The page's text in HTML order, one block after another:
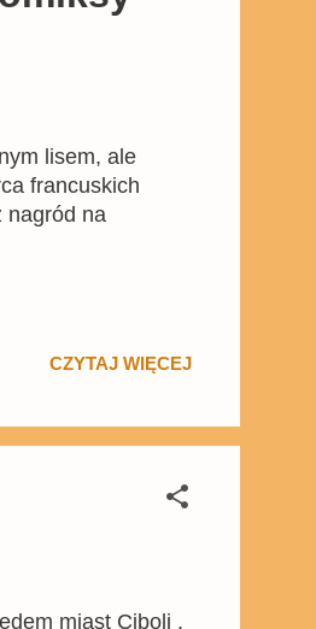
lisem, ale
francuskich
nagród na
CZYTAJ WIĘCEJ
miast Ciboli .